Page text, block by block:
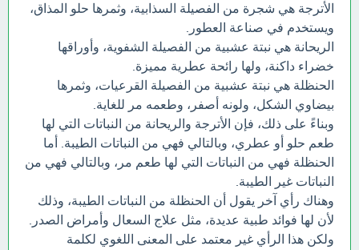
الأترجة هي شجرة من الفصيلة السذابية، وثمرها حلو المذاق،
ويستخدم في صناعة العطور.
الريحانة هي نبتة عشبية من الفصيلة الشفوية، وأوراقها
خضراء داكنة، ولها رائحة عطرية مميزة.
الحنظلة هي نبتة عشبية من الفصيلة القرعيات، وثمرها
بيضاوي الشكل، ولونه أصفر، وطعمه مر للغاية.
وبناءً على ذلك، فإن الأترجة والريحانة من النباتات التي لها
طعم حلو أو عطري، وبالتالي فهي من النباتات الطيبة. أما
الحنظلة فهي من النباتات التي لها طعم مر، وبالتالي فهي من
النباتات غير الطيبة.
وهناك رأي آخر يقول أن الحنظلة من النباتات الطيبة، وذلك
لأن لها فوائد طبية عديدة، مثل علاج السعال وأمراض الصدر.
ولكن هذا الرأي غير معتمد على المعنى اللغوي لكلمة